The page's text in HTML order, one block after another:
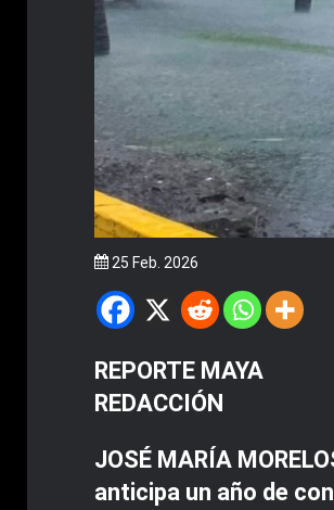
25 Feb. 2026
REPORTE MAYA
REDACCIÓN
JOSÉ MARÍA
anticipa un año de